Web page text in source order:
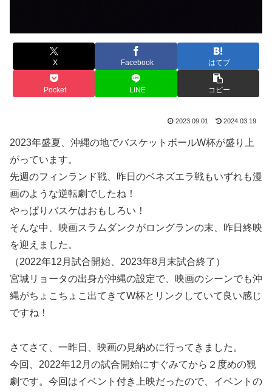
X Facebook はてブ
Pocket LINE コピー
2023.09.01 2024.03.19
2023年盛夏、沖縄の地でバスケットボールW杯が盛り上
がっています。
先週のフィンランド戦、昨日のベネズエラ戦もいずれも漫
画のような逆転劇でしたね！
やっぱりバスケはおもしろい！
そんな中、映画スラムダンクがロングランの末、昨日終映
を迎えました。
（2022年12月試合開始、2023年8月末試合終了）
宮城リョータの出身が沖縄の設定で、映画のシーンでも沖
縄がちょこちょこ出てきてW杯とリンクしていて良い感じ
ですね！
さてさて、一昨日、映画の見納めに行ってきました。
今回、2022年12月の試合開始にすぐみてから２度めの観
劇です。今回はイベント付き上映だったので、イベントの